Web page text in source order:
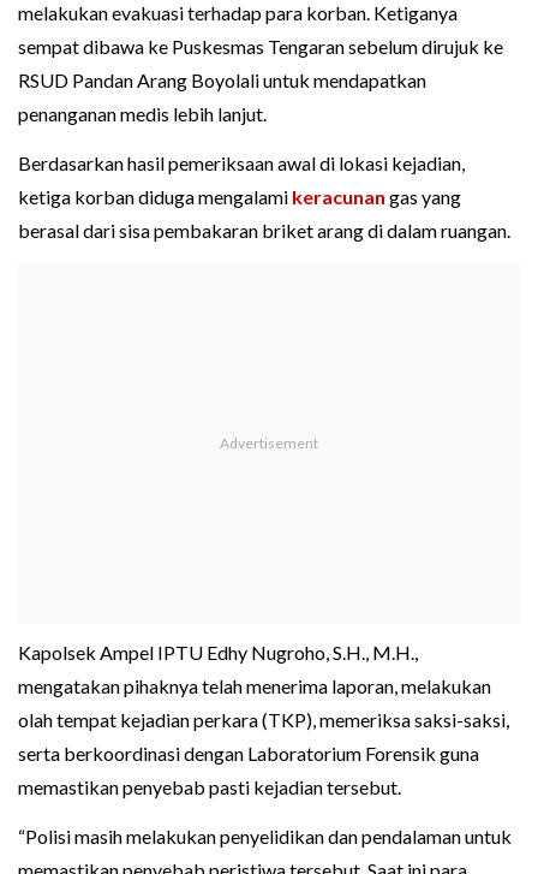
melakukan evakuasi terhadap para korban. Ketiganya
sempat dibawa ke Puskesmas Tengaran sebelum dirujuk ke
RSUD Pandan Arang Boyolali untuk mendapatkan
penanganan medis lebih lanjut.
Berdasarkan hasil pemeriksaan awal di lokasi kejadian,
ketiga korban diduga mengalami keracunan gas yang
berasal dari sisa pembakaran briket arang di dalam ruangan.
Kapolsek Ampel IPTU Edhy Nugroho, S.H., M.H.,
mengatakan pihaknya telah menerima laporan, melakukan
olah tempat kejadian perkara (TKP), memeriksa saksi-saksi,
serta berkoordinasi dengan Laboratorium Forensik guna
memastikan penyebab pasti kejadian tersebut.
“Polisi masih melakukan penyelidikan dan pendalaman untuk